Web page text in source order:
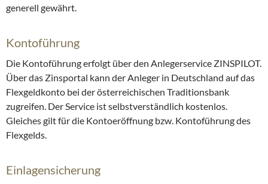
generell gewährt.
Kontoführung
Die Kontoführung erfolgt über den Anlegerservice ZINSPILOT.
Über das Zinsportal kann der Anleger in Deutschland auf das
Flexgeldkonto bei der österreichischen Traditionsbank
zugreifen. Der Service ist selbstverständlich kostenlos.
Gleiches gilt für die Kontoeröffnung bzw. Kontoführung des
Flexgelds.
Einlagensicherung